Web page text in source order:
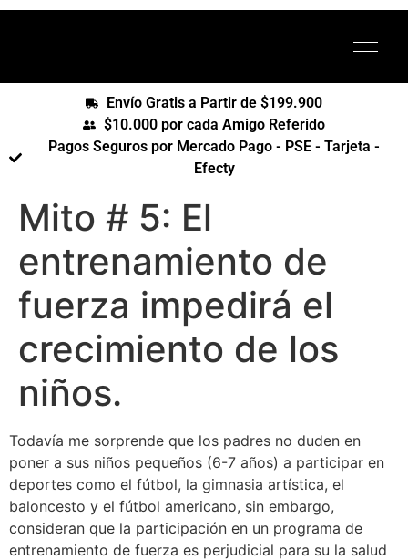
Envío Gratis a Partir de $199.900
$10.000 por cada Amigo Referido
Pagos Seguros por Mercado Pago - PSE - Tarjeta -
Efecty
Mito # 5: El
entrenamiento de
fuerza impedirá el
crecimiento de los
niños.
Todavía me sorprende que los padres no duden en
poner a sus niños pequeños (6-7 años) a participar en
deportes como el fútbol, la gimnasia artística, el
baloncesto y el fútbol americano, sin embargo,
consideran que la participación en un programa de
entrenamiento de fuerza es perjudicial para su la salud